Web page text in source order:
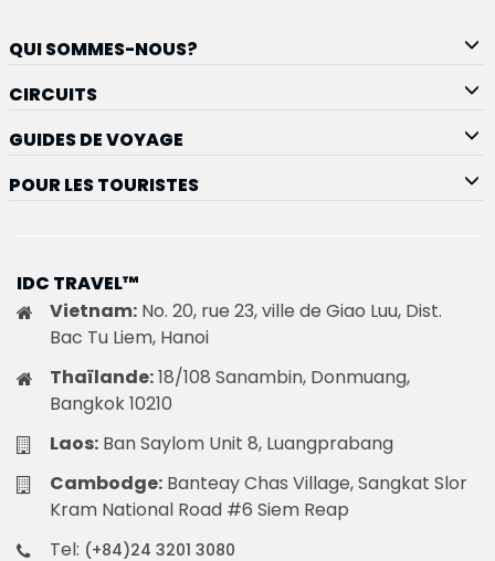
QUI SOMMES-NOUS?
CIRCUITS
GUIDES DE VOYAGE
POUR LES TOURISTES
IDC TRAVEL™
Vietnam: No. 20, rue 23, ville de Giao Luu, Dist.
Bac Tu Liem, Hanoi
Thaïlande:18/108 Sanambin, Donmuang,
Bangkok 10210
Laos: Ban Saylom Unit 8, Luangprabang
Cambodge: Banteay Chas Village, Sangkat Slor
Kram National Road #6 Siem Reap
Tel: (+84)24 3201 3080